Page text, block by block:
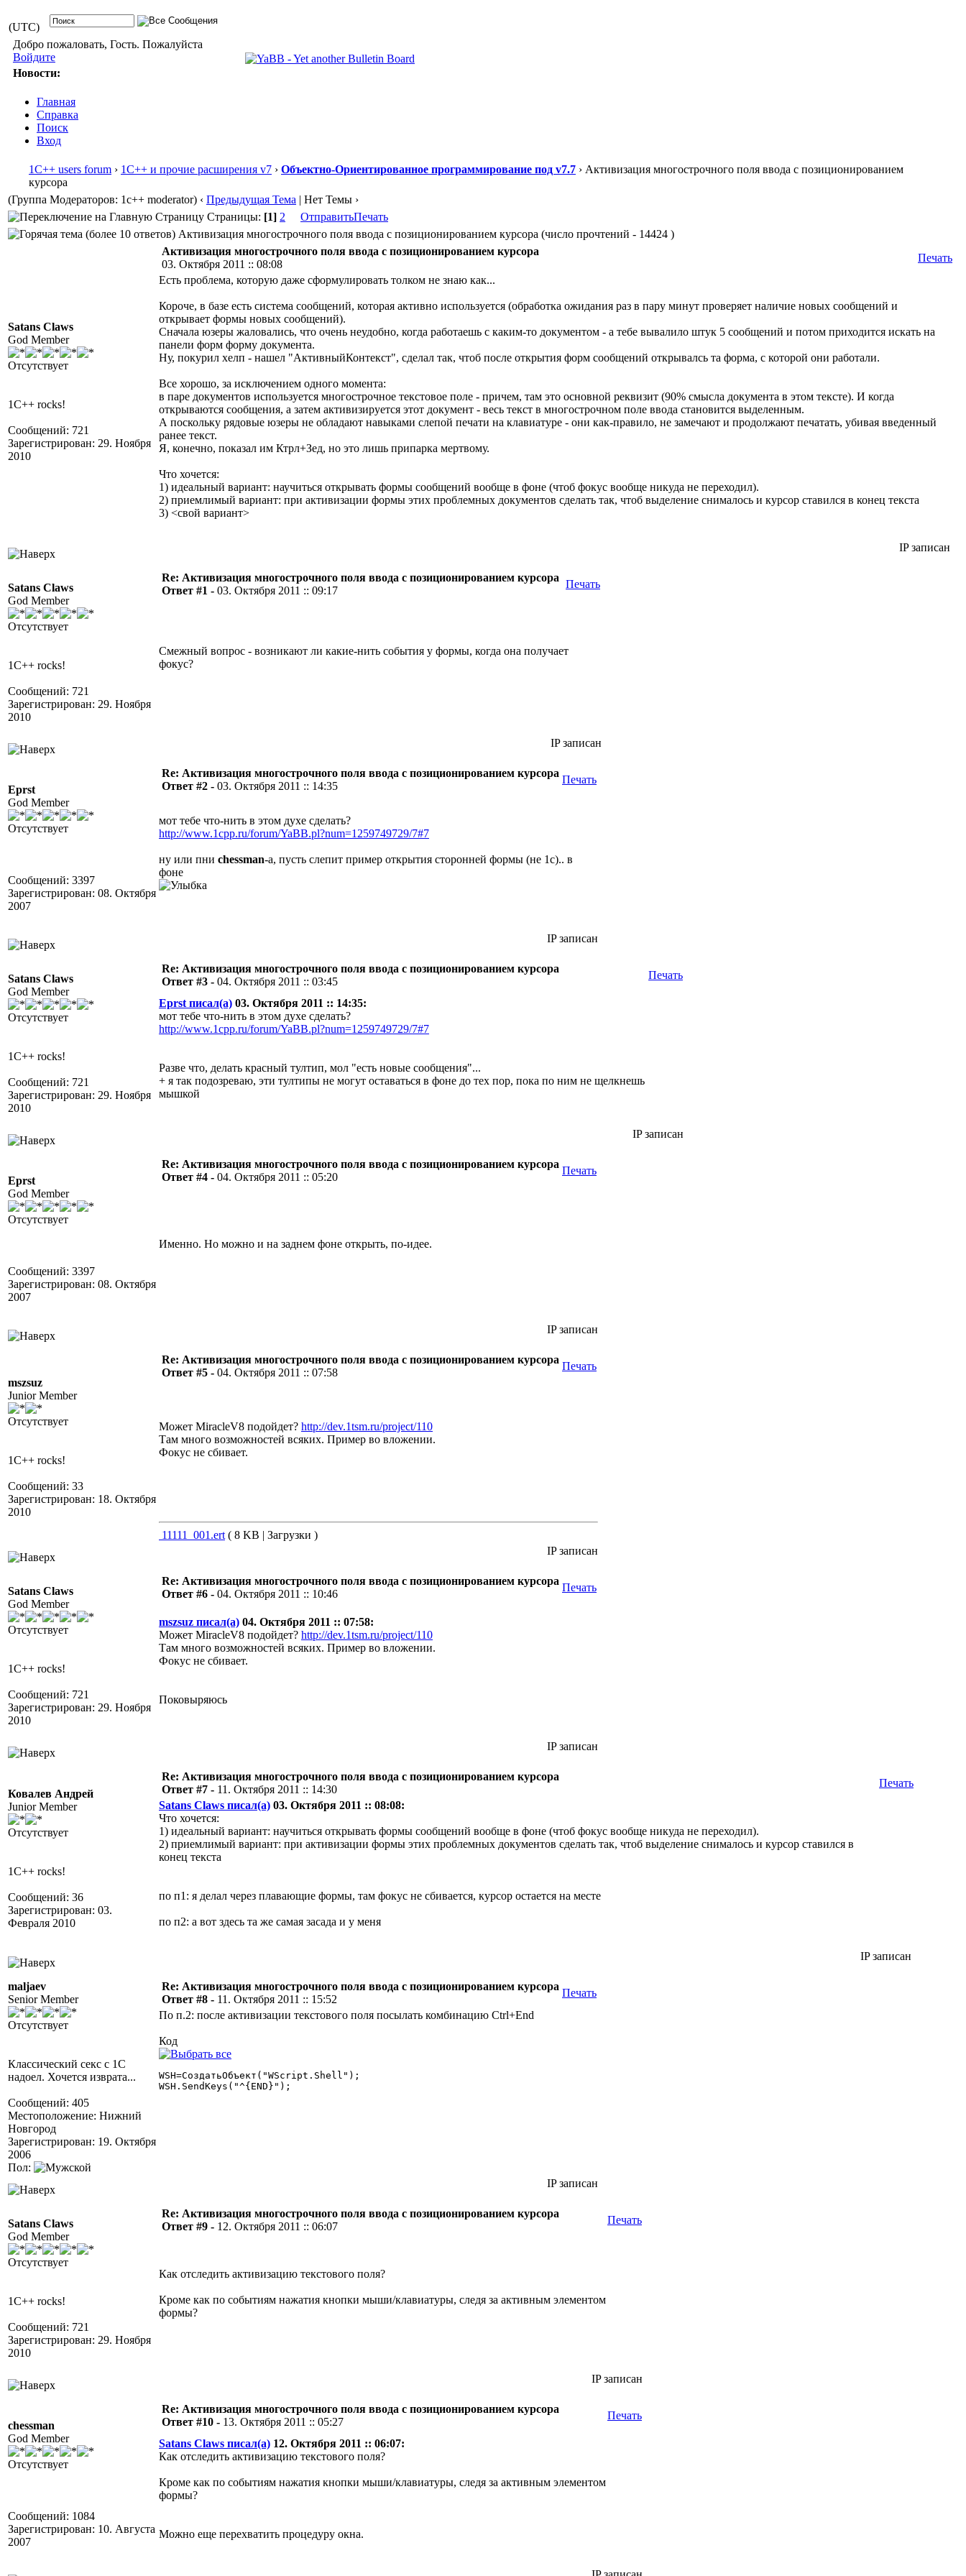
(UTC)
Добро пожаловать, Гость. Пожалуйста
Войдите
Новости:
Главная
Справка
Поиск
Вход
1С++ users forum › 1С++ и прочие расширения v7 › Объектно-Ориентированное программирование под v7.7 › Активизация многострочного поля ввода с позиционированием
курсора
(Группа Модераторов: 1c++ moderator) ‹ Предыдущая Тема | Нет Темы ›
Страницы: [1] 2 ОтправитьПечать
Активизация многострочного поля ввода с позиционированием курсора (число прочтений - 14424 )
Satans Claws
God Member
Отсутствует
1C++ rocks!
Сообщений: 721
Зарегистрирован: 29. Ноября
2010
Активизация многострочного поля ввода с позиционированием курсора
03. Октября 2011 :: 08:08
Печать
Есть проблема, которую даже сформулировать толком не знаю как...
Короче, в базе есть система сообщений, которая активно используется (обработка ожидания раз в пару минут проверяет наличие новых сообщений и
открывает формы новых сообщений).
Сначала юзеры жаловались, что очень неудобно, когда работаешь с каким-то документом - а тебе вывалило штук 5 сообщений и потом приходится искать на
панели форм форму документа.
Ну, покурил хелп - нашел "АктивныйКонтекст", сделал так, чтоб после открытия форм сообщений открывалсь та форма, с которой они работали.
Все хорошо, за исключением одного момента:
в паре документов используется многострочное текстовое поле - причем, там это основной реквизит (90% смысла документа в этом тексте). И когда
открываются сообщения, а затем активизируется этот документ - весь текст в многострочном поле ввода становится выделенным.
А поскольку рядовые юзеры не обладают навыками слепой печати на клавиатуре - они как-правило, не замечают и продолжают печатать, убивая введенный
ранее текст.
Я, конечно, показал им Ктрл+Зед, но это лишь припарка мертвому.
Что хочется:
1) идеальный вариант: научиться открывать формы сообщений вообще в фоне (чтоб фокус вообще никуда не переходил).
2) приемлимый вариант: при активизации формы этих проблемных документов сделать так, чтоб выделение снималось и курсор ставился в конец текста
3) <свой вариант>
IP записан
Satans Claws
God Member
Отсутствует
1C++ rocks!
Сообщений: 721
Зарегистрирован: 29. Ноября
2010
Re: Активизация многострочного поля ввода с позиционированием курсора
Ответ #1 - 03. Октября 2011 :: 09:17
Печать
Смежный вопрос - возникают ли какие-нить события у формы, когда она получает
фокус?
IP записан
Eprst
God Member
Отсутствует
Сообщений: 3397
Зарегистрирован: 08. Октября
2007
Re: Активизация многострочного поля ввода с позиционированием курсора
Ответ #2 - 03. Октября 2011 :: 14:35
Печать
мот тебе что-нить в этом духе сделать?
http://www.1cpp.ru/forum/YaBB.pl?num=1259749729/7#7
ну или пни chessman-а, пусть слепит пример открытия сторонней формы (не 1с).. в
фоне
IP записан
Satans Claws
God Member
Отсутствует
1C++ rocks!
Сообщений: 721
Зарегистрирован: 29. Ноября
2010
Re: Активизация многострочного поля ввода с позиционированием курсора
Ответ #3 - 04. Октября 2011 :: 03:45
Печать
Eprst писал(а) 03. Октября 2011 :: 14:35:
мот тебе что-нить в этом духе сделать?
http://www.1cpp.ru/forum/YaBB.pl?num=1259749729/7#7
Разве что, делать красный тултип, мол "есть новые сообщения"...
+ я так подозреваю, эти тултипы не могут оставаться в фоне до тех пор, пока по ним не щелкнешь
мышкой
IP записан
Eprst
God Member
Отсутствует
Сообщений: 3397
Зарегистрирован: 08. Октября
2007
Re: Активизация многострочного поля ввода с позиционированием курсора
Ответ #4 - 04. Октября 2011 :: 05:20
Печать
Именно. Но можно и на заднем фоне открыть, по-идее.
IP записан
mszsuz
Junior Member
Отсутствует
1C++ rocks!
Сообщений: 33
Зарегистрирован: 18. Октября
2010
Re: Активизация многострочного поля ввода с позиционированием курсора
Ответ #5 - 04. Октября 2011 :: 07:58
Печать
Может MiracleV8 подойдет? http://dev.1tsm.ru/project/110
Там много возможностей всяких. Пример во вложении.
Фокус не сбивает.
11111_001.ert ( 8 KB | Загрузки )
IP записан
Satans Claws
God Member
Отсутствует
1C++ rocks!
Сообщений: 721
Зарегистрирован: 29. Ноября
2010
Re: Активизация многострочного поля ввода с позиционированием курсора
Ответ #6 - 04. Октября 2011 :: 10:46
Печать
mszsuz писал(а) 04. Октября 2011 :: 07:58:
Может MiracleV8 подойдет? http://dev.1tsm.ru/project/110
Там много возможностей всяких. Пример во вложении.
Фокус не сбивает.
Поковыряюсь
IP записан
Ковалев Андрей
Junior Member
Отсутствует
1C++ rocks!
Сообщений: 36
Зарегистрирован: 03.
Февраля 2010
Re: Активизация многострочного поля ввода с позиционированием курсора
Ответ #7 - 11. Октября 2011 :: 14:30
Печать
Satans Claws писал(а) 03. Октября 2011 :: 08:08:
Что хочется:
1) идеальный вариант: научиться открывать формы сообщений вообще в фоне (чтоб фокус вообще никуда не переходил).
2) приемлимый вариант: при активизации формы этих проблемных документов сделать так, чтоб выделение снималось и курсор ставился в
конец текста
по п1: я делал через плавающие формы, там фокус не сбивается, курсор остается на месте
по п2: а вот здесь та же самая засада и у меня
IP записан
maljaev
Senior Member
Отсутствует
Классический секс с 1С
надоел. Хочется изврата...
Сообщений: 405
Местоположение: Нижний
Новгород
Зарегистрирован: 19. Октября
2006
Пол:
Re: Активизация многострочного поля ввода с позиционированием курсора
Ответ #8 - 11. Октября 2011 :: 15:52
Печать
По п.2: после активизации текстового поля посылать комбинацию Ctrl+End
Код
WSH=СоздатьОбъект("WScript.Shell");
WSH.SendKeys("^{END}");
IP записан
Satans Claws
God Member
Отсутствует
1C++ rocks!
Сообщений: 721
Зарегистрирован: 29. Ноября
2010
Re: Активизация многострочного поля ввода с позиционированием курсора
Ответ #9 - 12. Октября 2011 :: 06:07
Печать
Как отследить активизацию текстового поля?
Кроме как по событиям нажатия кнопки мыши/клавиатуры, следя за активным элементом
формы?
IP записан
chessman
God Member
Отсутствует
Сообщений: 1084
Зарегистрирован: 10. Августа
2007
Re: Активизация многострочного поля ввода с позиционированием курсора
Ответ #10 - 13. Октября 2011 :: 05:27
Печать
Satans Claws писал(а) 12. Октября 2011 :: 06:07:
Как отследить активизацию текстового поля?
Кроме как по событиям нажатия кнопки мыши/клавиатуры, следя за активным элементом
формы?
Можно еще перехватить процедуру окна.